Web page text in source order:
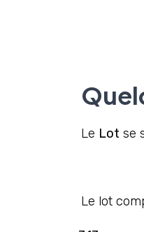
Le Lot se
Le lot